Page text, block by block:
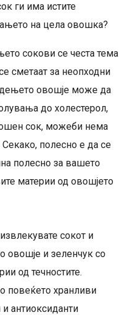
ги има истите
на цела овошка?
сокови се честа тема
сметаат за неопходни
овошје може да
до холестерол,
сок, можеби нема
полесно е да се
полесно за вашето
материи од овошјето
сокот и
овошје и зеленчук со
од течностите.
повеќето хранливи
антиоксиданти